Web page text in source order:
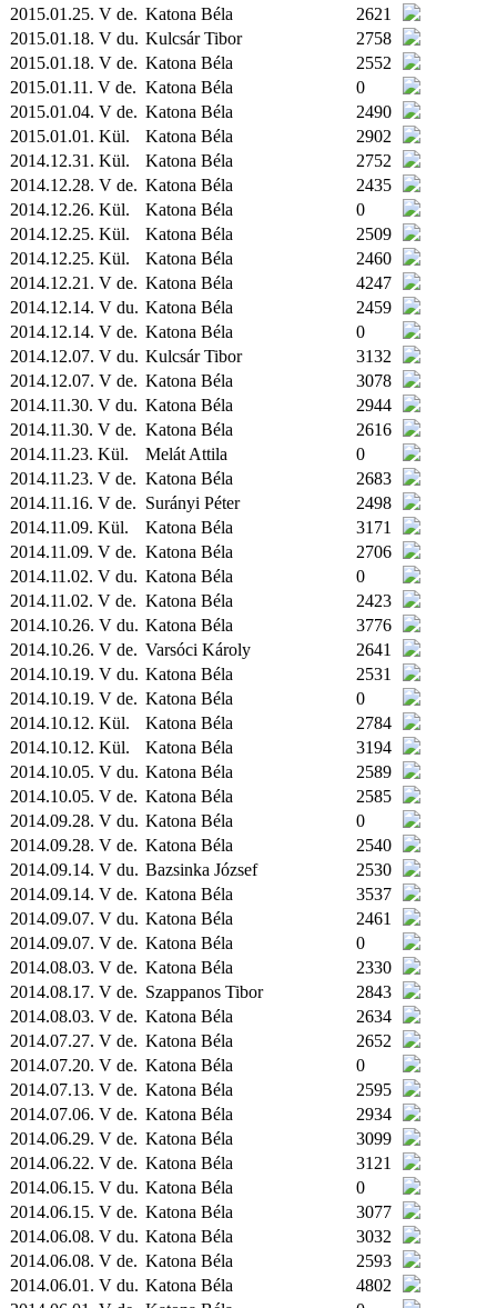
2015.01.25. V de. Katona Béla
2621
2015.01.18. V du. Kulcsár Tibor
2758
2015.01.18. V de. Katona Béla
2552
2015.01.11. V de. Katona Béla
0
2015.01.04. V de. Katona Béla
2490
2015.01.01. Kül. Katona Béla
2902
2014.12.31. Kül. Katona Béla
2752
2014.12.28. V de. Katona Béla
2435
2014.12.26. Kül. Katona Béla
0
2014.12.25. Kül. Katona Béla
2509
2014.12.25. Kül. Katona Béla
2460
2014.12.21. V de. Katona Béla
4247
2014.12.14. V du. Katona Béla
2459
2014.12.14. V de. Katona Béla
0
2014.12.07. V du. Kulcsár Tibor
3132
2014.12.07. V de. Katona Béla
3078
2014.11.30. V du. Katona Béla
2944
2014.11.30. V de. Katona Béla
2616
2014.11.23. Kül. Melát Attila
0
2014.11.23. V de. Katona Béla
2683
2014.11.16. V de. Surányi Péter
2498
2014.11.09. Kül. Katona Béla
3171
2014.11.09. V de. Katona Béla
2706
2014.11.02. V du. Katona Béla
0
2014.11.02. V de. Katona Béla
2423
2014.10.26. V du. Katona Béla
3776
2014.10.26. V de. Varsóci Károly
2641
2014.10.19. V du. Katona Béla
2531
2014.10.19. V de. Katona Béla
0
2014.10.12. Kül. Katona Béla
2784
2014.10.12. Kül. Katona Béla
3194
2014.10.05. V du. Katona Béla
2589
2014.10.05. V de. Katona Béla
2585
2014.09.28. V du. Katona Béla
0
2014.09.28. V de. Katona Béla
2540
2014.09.14. V du. Bazsinka József
2530
2014.09.14. V de. Katona Béla
3537
2014.09.07. V du. Katona Béla
2461
2014.09.07. V de. Katona Béla
0
2014.08.03. V de. Katona Béla
2330
2014.08.17. V de. Szappanos Tibor
2843
2014.08.03. V de. Katona Béla
2634
2014.07.27. V de. Katona Béla
2652
2014.07.20. V de. Katona Béla
0
2014.07.13. V de. Katona Béla
2595
2014.07.06. V de. Katona Béla
2934
2014.06.29. V de. Katona Béla
3099
2014.06.22. V de. Katona Béla
3121
2014.06.15. V du. Katona Béla
0
2014.06.15. V de. Katona Béla
3077
2014.06.08. V du. Katona Béla
3032
2014.06.08. V de. Katona Béla
2593
2014.06.01. V du. Katona Béla
4802